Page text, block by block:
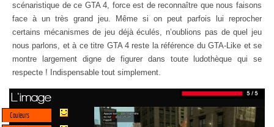
scénaristique de ce GTA 4, force est de reconnaître que nous faisons
face à un très grand jeu. Même si on peut parfois lui reprocher
certains mécanismes de jeu déjà éculés, n’oublions pas de quel jeu
nous parlons, et à ce titre GTA 4 reste la référence du GTA-Like et se
montre largement digne de figurer dans toute ludothèque qui se
respecte ! Indispensable tout simplement.
L'image
Couleurs